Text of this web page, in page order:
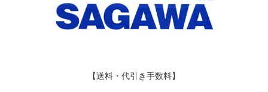
【送料・代引き手数料】